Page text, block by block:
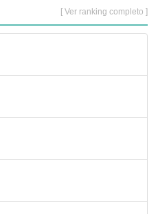
[ Ver ranking completo ]